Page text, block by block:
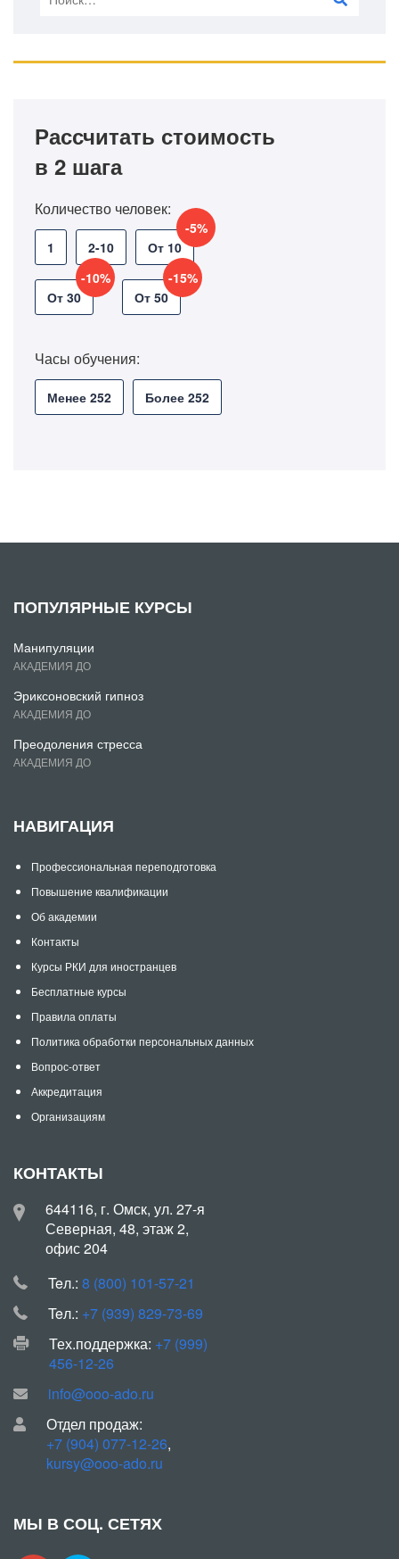
Рассчитать стоимость
в 2 шага
Количество человек:
1 2-10 От 10
-5%
От 30
-10%
От 50
-15%
Часы обучения:
Менее 252 Более 252
ПОПУЛЯРНЫЕ КУРСЫ
Манипуляции
АКАДЕМИЯ ДО
Эриксоновский гипноз
АКАДЕМИЯ ДО
Преодоления стресса
АКАДЕМИЯ ДО
НАВИГАЦИЯ
Профессиональная переподготовка
Повышение квалификации
Об академии
Контакты
Курсы РКИ для иностранцев
Бесплатные курсы
Правила оплаты
Политика обработки персональных данных
Вопрос-ответ
Аккредитация
Организациям
КОНТАКТЫ
644116, г. Омск, ул. 27-я
Северная, 48, этаж 2,
офис 204
Teл.: 8 (800) 101-57-21
Teл.: +7 (939) 829-73-69
Тех.поддержка: +7 (999)
456-12-26
info@ooo-ado.ru
Отдел продаж:
+7 (904) 077-12-26,
kursy@ooo-ado.ru
МЫ В СОЦ. СЕТЯХ